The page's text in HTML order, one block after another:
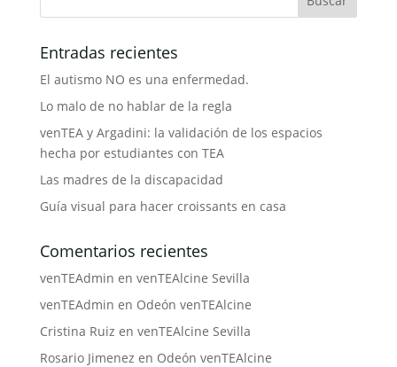
Entradas recientes
El autismo NO es una enfermedad.
Lo malo de no hablar de la regla
venTEA y Argadini: la validación de los espacios
hecha por estudiantes con TEA
Las madres de la discapacidad
Guía visual para hacer croissants en casa
Comentarios recientes
venTEAdmin en venTEAlcine Sevilla
venTEAdmin en Odeón venTEAlcine
Cristina Ruiz en venTEAlcine Sevilla
Rosario Jimenez en Odeón venTEAlcine